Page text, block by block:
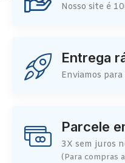
Nosso site é
Entrega
Enviamos
Parcele
3X sem juros
(Para compras